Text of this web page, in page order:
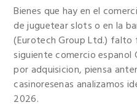
Bienes que hay en el
de juguetear slots o en la
(Eurotech Group Ltd.) falto
siguiente comercio espanol
por adquisicion, piensa
casinoresenas analizamos
2026.